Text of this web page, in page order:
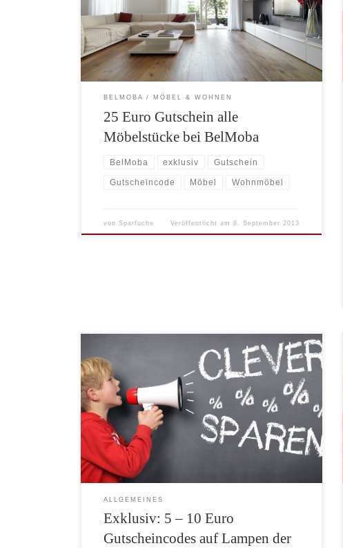
gefertigt und auf Sie abgestimmt. * Um die Inhalte
dauerhaft kostenlos zur Verfügung stellen zu können,
finanzieren wir uns ausschließlich über
Werbeeinnahmen. Bei Links, die […]
BELMOBA MÖBEL & WOHNEN
25 Euro Gutschein alle
Möbelstücke bei BelMoba
BelMoba exklusiv Gutschein
Gutscheincode Möbel Wohnmöbel
vonSparfuchs Veröffentlicht am 8. September 2013
Berliner Lichtkultur, der Spezialist für Lampen-
Reproduktionen antiker und historischer Lampen,
bietet erstmals zwei exklusive Gutscheine für Besucher
von amexio.de an. Bei Berliner Lichtkultur erhalten
Sie Wandlampen, Lüster, Stehlampen, Tischlampen,
Außenbeleuchtung und verschiedenes mehr. Die
Lampen werden aus massivem Messing und viele auch
aus mundgeblasenem Überfangglas gefertigt.
ALLGEMEINES
Exklusiv: 5 – 10 Euro
Gutscheincodes auf Lampen der